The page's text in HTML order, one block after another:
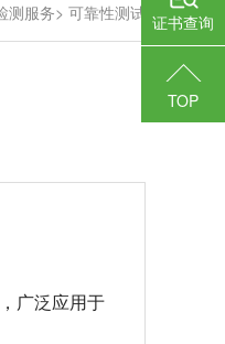
测服务> 可靠性测试
广泛应用于
证书查询
TOP